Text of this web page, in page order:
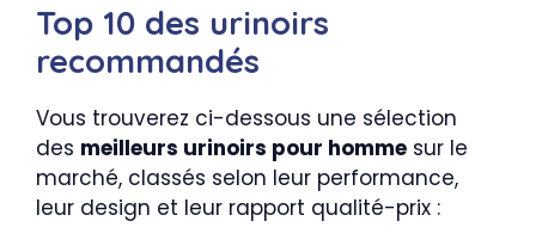
Top 10 des urinoirs
recommandés
Vous trouverez ci-dessous une sélection
des meilleurs urinoirs pour homme sur le
marché, classés selon leur performance,
leur design et leur rapport qualité-prix :